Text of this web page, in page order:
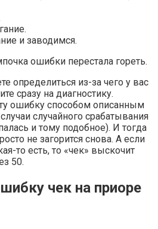
и заводимся.
ошибки перестала гореть.
определиться из-за чего у вас
сразу на диагностику.
ошибку способом описанным
случайного срабатывания
и тому подобное). И тогда
не загорится снова. А если
то есть, то «чек» выскочит
50.
чек на приоре